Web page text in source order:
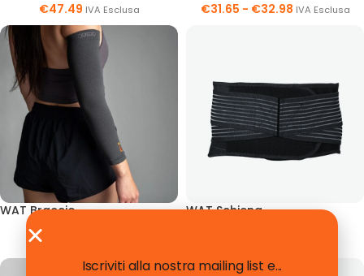
€47.49 IVA Esclusa
€31.65 - €32.98 IVA Esclusa
WAT Braccio
€
WAT Schiena
Iscriviti alla nostra mailing list e...